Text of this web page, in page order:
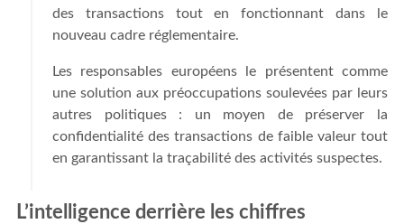
des transactions tout en fonctionnant dans le
nouveau cadre réglementaire.
Les responsables européens le présentent comme
une solution aux préoccupations soulevées par leurs
autres politiques : un moyen de préserver la
confidentialité des transactions de faible valeur tout
en garantissant la traçabilité des activités suspectes.
L’intelligence derrière les chiffres